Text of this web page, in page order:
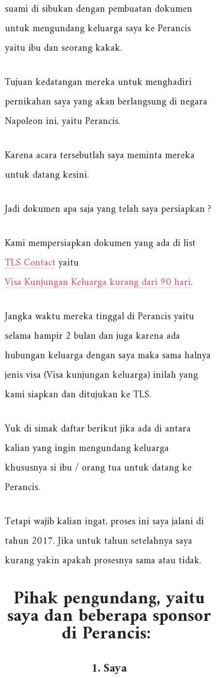
suami di sibukan dengan pembuatan dokumen
untuk mengundang keluarga saya ke Perancis
yaitu ibu dan seorang kakak.
Tujuan kedatangan mereka untuk menghadiri
pernikahan saya yang akan berlangsung di negara
Napoleon ini, yaitu Perancis.
Karena acara tersebutlah saya meminta mereka
untuk datang kesini.
Jadi dokumen apa saja yang telah saya persiapkan ?
Kami mempersiapkan dokumen yang ada di list
TLS Contactyaitu
Visa Kunjungan Keluarga kurang dari 90 hari.
Jangka waktu mereka tinggal di Perancis yaitu
selama hampir 2 bulan dan juga karena ada
hubungan keluarga dengan saya maka sama halnya
jenis visa (Visa kunjungan keluarga) inilah yang
kami siapkan dan ditujukan ke TLS.
Yuk di simak daftar berikut jika ada di antara
kalian yang ingin mengundang keluarga
khususnya si ibu / orang tua untuk datang ke
Perancis.
Tetapi wajib kalian ingat, proses ini saya jalani di
tahun 2017. Jika untuk tahun setelahnya saya
kurang yakin apakah prosesnya sama atau tidak.
Pihak pengundang, yaitu
saya dan beberapa sponsor
di Perancis:
1. Saya